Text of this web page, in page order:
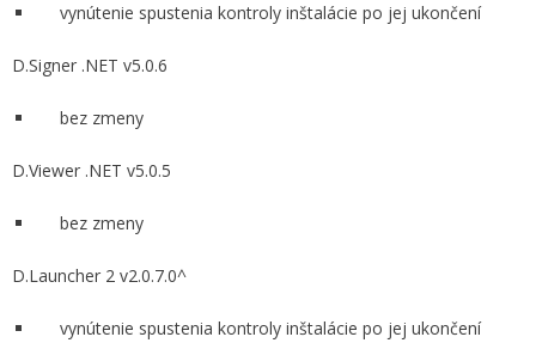
vynútenie spustenia kontroly inštalácie po jej ukončení
D.Signer .NET v5.0.6
bez zmeny
D.Viewer .NET v5.0.5
bez zmeny
D.Launcher 2 v2.0.7.0^
vynútenie spustenia kontroly inštalácie po jej ukončení